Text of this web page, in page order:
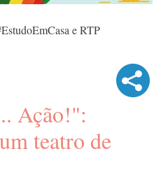
e RTP
Ação!":
teatro de